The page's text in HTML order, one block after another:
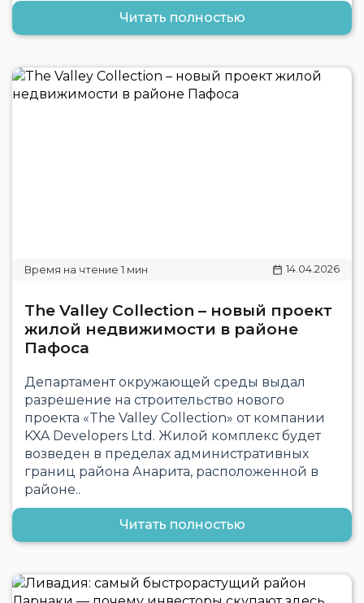
Читать полностью
14.04.2026
The Valley Collection – новый проект
жилой недвижимости в районе
Пафоса
Департамент окружающей среды выдал
разрешение на строительство нового
проекта «The Valley Collection» от компании
KXA Developers Ltd. Жилой комплекс будет
возведен в пределах административных
границ района Анарита, расположенной в
районе..
Читать полностью